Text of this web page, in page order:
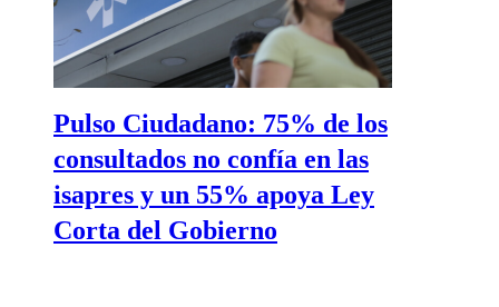
Pulso Ciudadano: 75% de los
consultados no confía en las
isapres y un 55% apoya Ley
Corta del Gobierno